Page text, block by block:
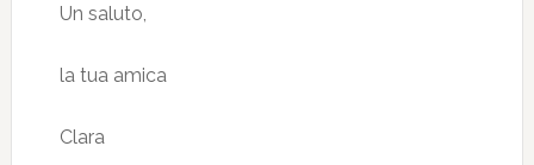
Un saluto,
la tua amica
Clara